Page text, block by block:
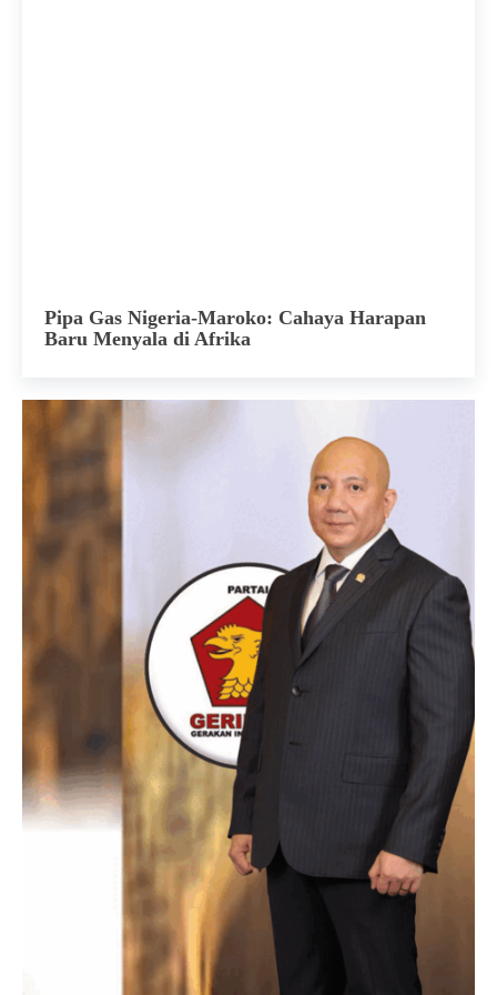
Pipa Gas Nigeria-Maroko: Cahaya Harapan
Baru Menyala di Afrika